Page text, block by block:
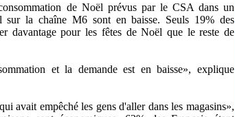
de Noël prévus par le CSA dans un
sur la chaîne M6 sont en baisse. Seuls 19% des
davantage pour les fêtes de Noël que le reste de
et la demande est en baisse», explique
avait empêché les gens d'aller dans les magasins»,